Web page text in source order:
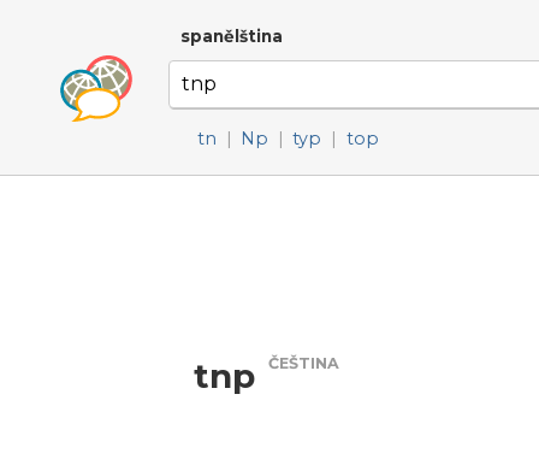
spanělština
tn | Np | typ | top
tnp ČEŠTINA